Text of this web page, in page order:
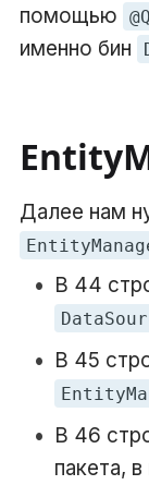
помощью
именно бин
Далее нам
В 44
В 45
В 46
пакета,